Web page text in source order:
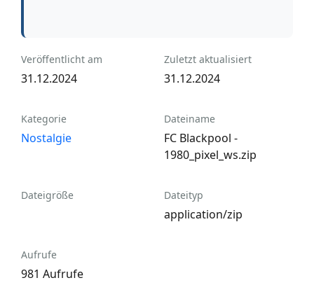
Veröffentlicht am
31.12.2024
Zuletzt aktualisiert
31.12.2024
Kategorie
Nostalgie
Dateiname
FC Blackpool -
1980_pixel_ws.zip
Dateigröße Dateityp
application/zip
Aufrufe
981 Aufrufe